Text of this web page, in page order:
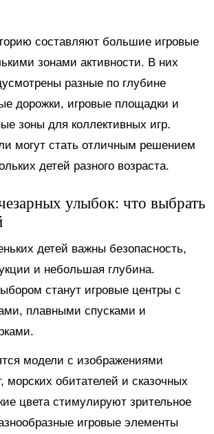
составляют большие игровые
зонами активности. В них
разные по глубине
дорожки, игровые площадки и
зоны для коллективных игр.
могут стать отличным решением
детей разного возраста.
улыбок: что выбрать
детей важны безопасность,
и небольшая глубина.
станут игровые центры с
плавными спусками и
модели с изображениями
морских обитателей и сказочных
цвета стимулируют зрительное
игровые элементы